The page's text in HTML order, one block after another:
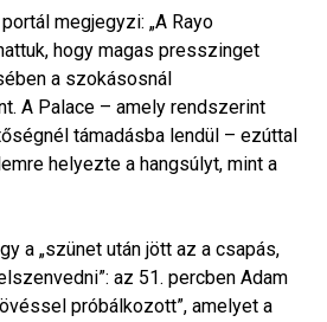
megjegyzi: „A Rayo
hogy magas presszinget
a szokásosnál
A Palace – amely rendszerint
támadásba lendül – ezúttal
helyezte a hangsúlyt, mint a
a „szünet után jött az a csapás,
az 51. percben Adam
próbálkozott”, amelyet a